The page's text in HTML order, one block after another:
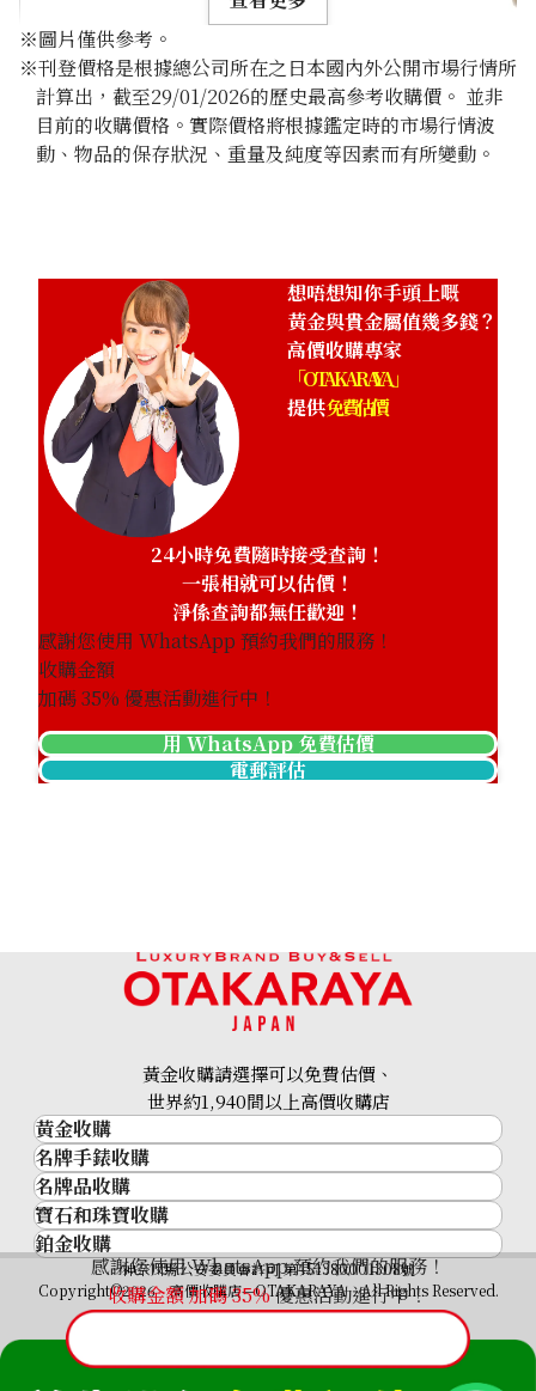
14K gold (K14) nib summary
14K (K14) Montreal 100 Dollar Gold Coin
HKD 10,721.8
※圖片僅供參考。
※刊登價格是根據總公司所在之日本國內外公開市場行情所
計算出，截至29/01/2026的歷史最高參考收購價。 並非
目前的收購價格。實際價格將根據鑑定時的市場行情波
動、物品的保存狀況、重量及純度等因素而有所變動。
想唔想知你手頭上嘅
黃金與貴金屬值幾多錢？
高價收購專家
「OTAKARAYA」
提供免費估價
24小時免費隨時接受查詢！
一張相就可以估價！
淨係查詢都無任歡迎！
感謝您使用 WhatsApp 預約我們的服務！
收購金額
加碼35% 優惠活動進行中！
用 WhatsApp 免費估價
電郵評估
感謝您使用 WhatsApp 預約我們的服務！
收購金額 加碼35%優惠活動進行中！
黃金收購請選擇可以免費估價、
世界約1,940間以上高價收購店
黃金收購
黃金･金條
金條
金幣及銀幣
過去十年黃金價格
金飾
金戒指
金頸鍊
名牌手錶收購
名牌手錶收購
勞力士 (Rolex)
Patek Philippe
Audemars Piguet
Vacheron Constantin
A. Lange & Söhne
Breguet
名牌品收購
名牌品收購
HERMES
LOUIS VUITTON
CHANEL
卡地亞（Cartier）
CELINE
寶石和珠寶收購
寶石和珠寶
祖母綠
藍寶石
紅寶石
鉑金收購
神奈川縣公安委員會許可 第451380001308號
Copyright©2026 高價收購店—OTAKARAYA All Rights Reserved.